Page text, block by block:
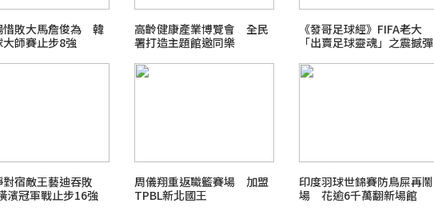
職場菜鳥生存
2026 FIFA世界盃足球賽
最新霸凌新聞事件！零容忍
惜敗大馬詹俊為 韓
師賽止步8強
高齡健康產業博覽會 全民
署打造主題館邀同樂
《發哥足球經》FIFA老大
「出賣足球靈魂」之震撼彈
對宿敵王藝迪吞敗
濱冠軍戰止步16強
周儀翔重返職籃賽場 加盟
TPBL新北國王
印度羽球世錦賽防鳥屎再鬧
場 花逾6千萬翻新場館